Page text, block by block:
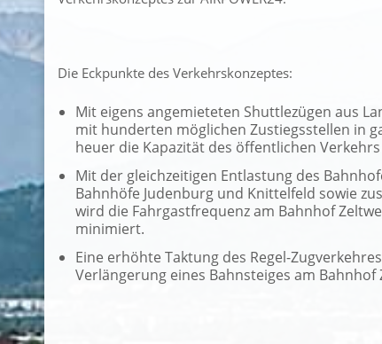
Die Eckpunkte des Verkehrskonzeptes:
Mit eigens angemieteten Shuttlezügen aus
mit hunderten möglichen Zustiegsstellen in
heuer die Kapazität des öffentlichen
Mit der gleichzeitigen Entlastung des
Bahnhöfe Judenburg und Knittelfeld sowie
wird die Fahrgastfrequenz am Bahnhof
minimiert.
Eine erhöhte Taktung des Regel-
Verlängerung eines Bahnsteiges am